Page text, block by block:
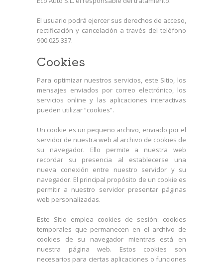
El usuario podrá ejercer sus derechos de acceso,
rectificación y cancelación a través del teléfono
900.025.337.
Cookies
Para optimizar nuestros servicios, este Sitio, los
mensajes enviados por correo electrónico, los
servicios online y las aplicaciones interactivas
pueden utilizar “cookies”.
Un cookie es un pequeño archivo, enviado por el
servidor de nuestra web al archivo de cookies de
su navegador. Ello permite a nuestra web
recordar su presencia al establecerse una
nueva conexión entre nuestro servidor y su
navegador. El principal propósito de un cookie es
permitir a nuestro servidor presentar páginas
web personalizadas.
Este Sitio emplea cookies de sesión: cookies
temporales que permanecen en el archivo de
cookies de su navegador mientras está en
nuestra página web. Estos cookies son
necesarios para ciertas aplicaciones o funciones